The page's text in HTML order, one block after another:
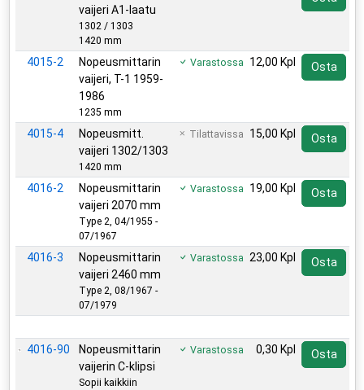
vaijeri A1-laatu
1302 / 1303
1420 mm
4015-2
Nopeusmittarin
vaijeri, T-1 1959-
1986
1235 mm
Varastossa 12,00 Kpl Osta
4015-4
Nopeusmitt.
vaijeri 1302/1303
1420 mm
Tilattavissa 15,00 Kpl Osta
4016-2
Nopeusmittarin
vaijeri 2070 mm
Type 2, 04/1955 -
07/1967
Varastossa 19,00 Kpl Osta
4016-3
Nopeusmittarin
vaijeri 2460 mm
Type 2, 08/1967 -
07/1979
Varastossa 23,00 Kpl Osta
4016-90
Nopeusmittarin
vaijerin C-klipsi
Sopii kaikkiin
Varastossa 0,30 Kpl Osta